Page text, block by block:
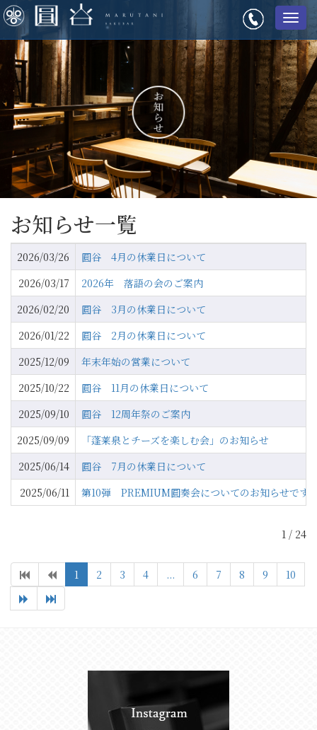
メ
ニ
ュ
ー
お知らせ一覧
2026/03/26
圓谷 4月の休業日について
2026/03/17
2026年 落語の会のご案内
2026/02/20
圓谷 3月の休業日について
2026/01/22
圓谷 2月の休業日について
2025/12/09
年末年始の営業について
2025/10/22
圓谷 11月の休業日について
2025/09/10
圓谷 12周年祭のご案内
2025/09/09
「蓬莱泉とチーズを楽しむ会」のお知らせ
2025/06/14
圓谷 7月の休業日について
2025/06/11
第10弾 PREMIUM圓奏会についてのお知らせです
1 / 24
1 2 3 4 ... 6 7 8 9 10